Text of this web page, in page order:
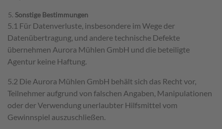
Sonstige Bestimmungen
5.1 Für Datenverluste, insbesondere im Wege der
Datenübertragung, und andere technische Defekte
übernehmen Aurora Mühlen GmbH und die beteiligte
Agentur keine Haftung.
5.2 Die Aurora Mühlen GmbH behält sich das Recht vor,
Teilnehmer aufgrund von falschen Angaben, Manipulationen
oder der Verwendung unerlaubter Hilfsmittel vom
Gewinnspiel auszuschließen.